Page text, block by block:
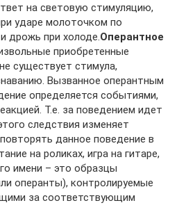
на световую стимуляцию,
ударе молоточком по
дрожь при холоде.Оперантное
приобретенные
существует стимула,
Вызванное оперантным
определяется событиями,
Т.е. за поведением идет
следствия изменяет
данное поведение в
на роликах, игра на гитаре,
имени – это образцы
операнты), контролируемые
за соответствующим